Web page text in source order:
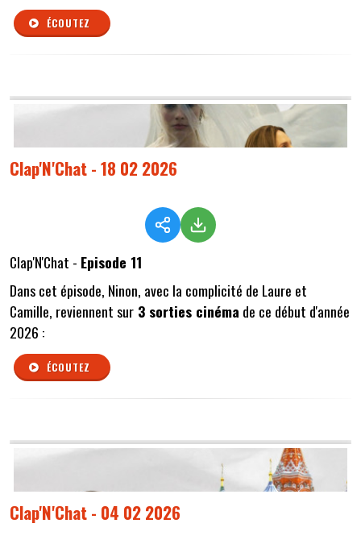
ÉCOUTEZ
Clap'N'Chat - 18 02 2026
Clap'N'Chat - Episode 11
Dans cet épisode, Ninon, avec la complicité de Laure et
Camille, reviennent sur 3 sorties cinéma de ce début d'année
2026 :
ÉCOUTEZ
Clap'N'Chat - 04 02 2026